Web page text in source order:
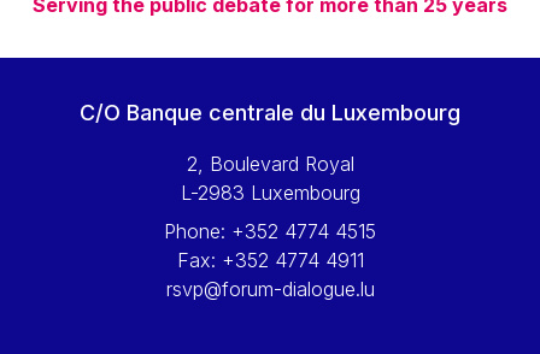
Viviane Reding
Walter Hagg
Wolfgang Ketterle
Yossi Beillin
Yves FRANCHET
Serving the public debate for more than 25 years
C/O Banque centrale du Luxembourg
2, Boulevard Royal
L-2983 Luxembourg
Phone: +352 4774 4515
Fax: +352 4774 4911
rsvp@forum-dialogue.lu